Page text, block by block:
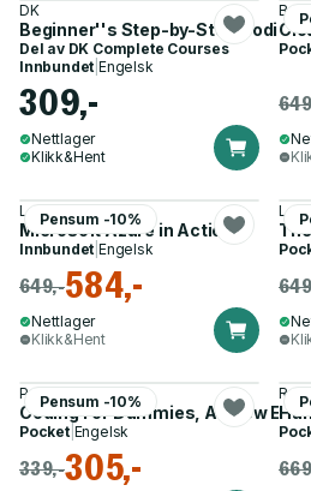
DK
Beginner''s Step-by-Step Coding
Del av DK Complete Courses
Innbundet |Engelsk
309,-
Nettlager
Klikk&Hent
Pensum -10%
Lars Klint
Microsoft Azure in Action
Innbundet |Engelsk
649,-584,-
Nettlager
Klikk&Hent
Pensum -10%
Paul McFedries
Coding For Dummies, All New
Pocket| Engelsk
339,-305,-